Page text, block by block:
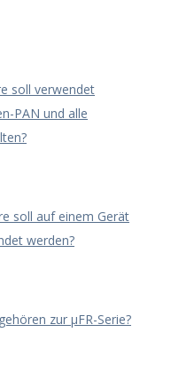
soll verwendet
PAN und alle
soll auf einem Gerät
werden?
zur μFR-Serie?